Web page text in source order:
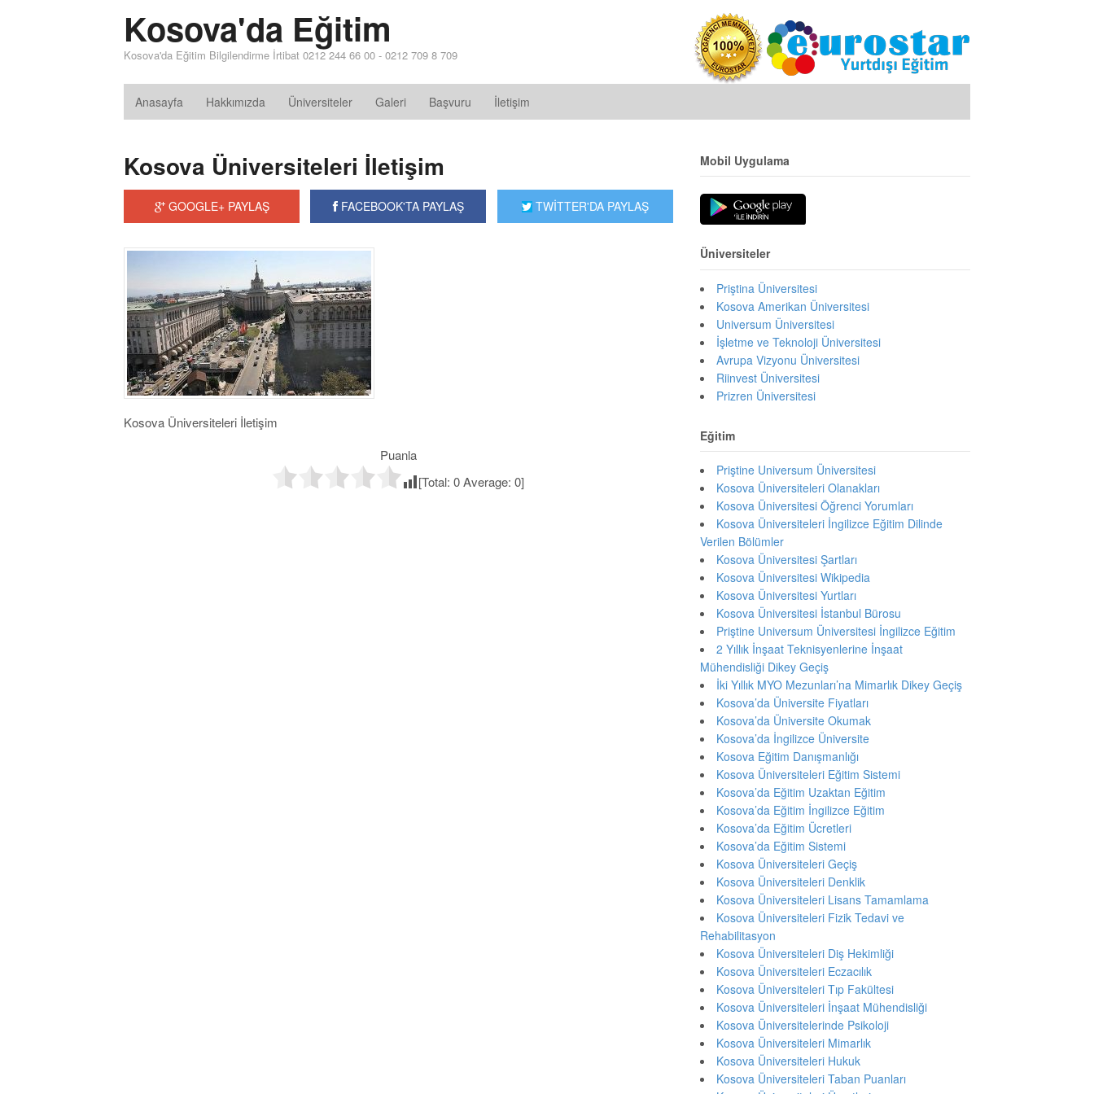
Kosova'da Eğitim
Kosova'da Eğitim Bilgilendirme İrtibat 0212 244 66 00 - 0212 709 8 709
Anasayfa Hakkımızda Üniversiteler Galeri Başvuru İletişim
Kosova Üniversiteleri İletişim
GOOGLE+ PAYLAŞ FACEBOOK'TA PAYLAŞ TWİTTER'DA PAYLAŞ
Kosova Üniversiteleri İletişim
Puanla
[Total:0Average:0]
Mobil Uygulama
Üniversiteler
Priştina Üniversitesi
Kosova Amerikan Üniversitesi
Universum Üniversitesi
İşletme ve Teknoloji Üniversitesi
Avrupa Vizyonu Üniversitesi
Riinvest Üniversitesi
Prizren Üniversitesi
Eğitim
Priştine Universum Üniversitesi
Kosova Üniversiteleri Olanakları
Kosova Üniversitesi Öğrenci Yorumları
Kosova Üniversiteleri İngilizce Eğitim Dilinde
Verilen Bölümler
Kosova Üniversitesi Şartları
Kosova Üniversitesi Wikipedia
Kosova Üniversitesi Yurtları
Kosova Üniversitesi İstanbul Bürosu
Priştine Universum Üniversitesi İngilizce Eğitim
2 Yıllık İnşaat Teknisyenlerine İnşaat
Mühendisliği Dikey Geçiş
İki Yıllık MYO Mezunları’na Mimarlık Dikey Geçiş
Kosova’da Üniversite Fiyatları
Kosova’da Üniversite Okumak
Kosova’da İngilizce Üniversite
Kosova Eğitim Danışmanlığı
Kosova Üniversiteleri Eğitim Sistemi
Kosova’da Eğitim Uzaktan Eğitim
Kosova’da Eğitim İngilizce Eğitim
Kosova’da Eğitim Ücretleri
Kosova’da Eğitim Sistemi
Kosova Üniversiteleri Geçiş
Kosova Üniversiteleri Denklik
Kosova Üniversiteleri Lisans Tamamlama
Kosova Üniversiteleri Fizik Tedavi ve
Rehabilitasyon
Kosova Üniversiteleri Diş Hekimliği
Kosova Üniversiteleri Eczacılık
Kosova Üniversiteleri Tıp Fakültesi
Kosova Üniversiteleri İnşaat Mühendisliği
Kosova Üniversitelerinde Psikoloji
Kosova Üniversiteleri Mimarlık
Kosova Üniversiteleri Hukuk
Kosova Üniversiteleri Taban Puanları